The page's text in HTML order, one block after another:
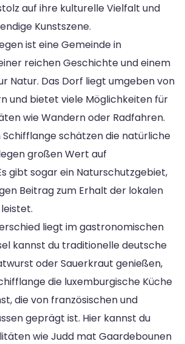
auf ihre kulturelle Vielfalt und
Kunstszene.
ist eine Gemeinde in
reichen Geschichte und einem
Natur. Das Dorf liegt umgeben von
und bietet viele Möglichkeiten für
wie Wandern oder Radfahren.
Schifflange schätzen die natürliche
großen Wert auf
gibt sogar ein Naturschutzgebiet,
Beitrag zum Erhalt der lokalen
liegt im gastronomischen
kannst du traditionelle deutsche
oder Sauerkraut genießen,
die luxemburgische Küche
die von französischen und
geprägt ist. Hier kannst du
wie Judd mat Gaardebounen